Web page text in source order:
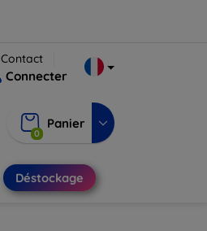
Contact
Connecter
0
Panier
Déstockage